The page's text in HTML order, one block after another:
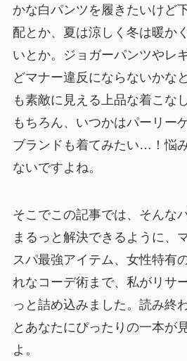
かな白パンツを履きたいけど
配とか、夏は涼しく冬は暖か
いとか。ジョガーパンツやレ
どマナー違反にならないかな
も素敵に見える上品な着こな
もちろん、いつかはパーリー
ブランドも着てみたい…！悩
ないですよね。
そこでこの記事では、そんな
まるっと解決できるように、
スパ最強アイテム、女性特有
れなコーデ術まで、私がリサ
っと詰め込みました。読み終
とあなたにぴったりの一本が
よ。